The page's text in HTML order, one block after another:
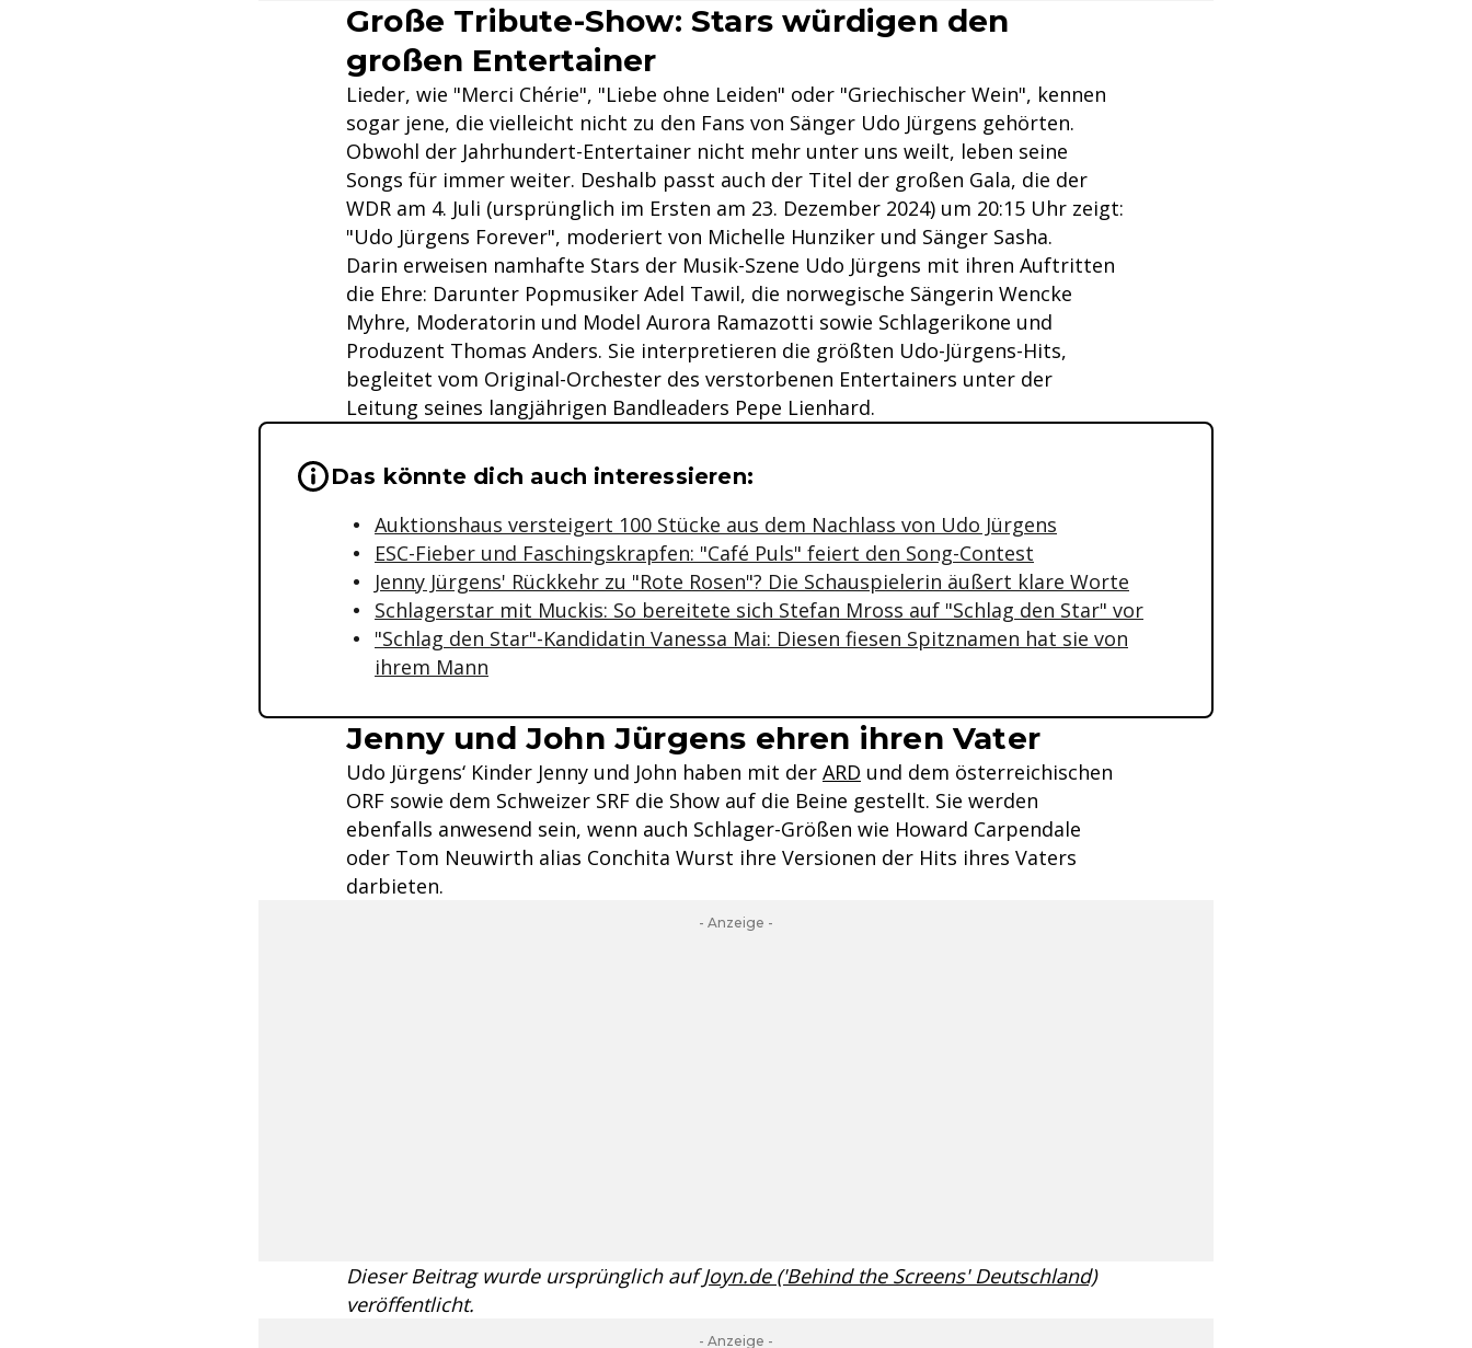
Große Tribute-Show: Stars würdigen den
großen Entertainer
Lieder, wie "Merci Chérie", "Liebe ohne Leiden" oder "Griechischer Wein", kennen
sogar jene, die vielleicht nicht zu den Fans von Sänger Udo Jürgens gehörten.
Obwohl der Jahrhundert-Entertainer nicht mehr unter uns weilt, leben seine
Songs für immer weiter. Deshalb passt auch der Titel der großen Gala, die der
WDR am 4. Juli (ursprünglich im Ersten am 23. Dezember 2024) um 20:15 Uhr zeigt:
"Udo Jürgens Forever", moderiert von Michelle Hunziker und Sänger Sasha.
Darin erweisen namhafte Stars der Musik-Szene Udo Jürgens mit ihren Auftritten
die Ehre: Darunter Popmusiker Adel Tawil, die norwegische Sängerin Wencke
Myhre, Moderatorin und Model Aurora Ramazotti sowie Schlagerikone und
Produzent Thomas Anders. Sie interpretieren die größten Udo-Jürgens-Hits,
begleitet vom Original-Orchester des verstorbenen Entertainers unter der
Leitung seines langjährigen Bandleaders Pepe Lienhard.
Wichtige Hinweise & Informationen zum Inhalt
Das könnte dich auch interessieren:
Auktionshaus versteigert 100 Stücke aus dem Nachlass von Udo Jürgens
ESC-Fieber und Faschingskrapfen: "Café Puls" feiert den Song-Contest
Jenny Jürgens' Rückkehr zu "Rote Rosen"? Die Schauspielerin äußert klare Worte
Schlagerstar mit Muckis: So bereitete sich Stefan Mross auf "Schlag den Star" vor
"Schlag den Star"-Kandidatin Vanessa Mai: Diesen fiesen Spitznamen hat sie von
ihrem Mann
Jenny und John Jürgens ehren ihren Vater
Udo Jürgens‘ Kinder Jenny und John haben mit der ARD und dem österreichischen
ORF sowie dem Schweizer SRF die Show auf die Beine gestellt. Sie werden
ebenfalls anwesend sein, wenn auch Schlager-Größen wie Howard Carpendale
oder Tom Neuwirth alias Conchita Wurst ihre Versionen der Hits ihres Vaters
darbieten.
- Anzeige -
Dieser Beitrag wurde ursprünglich aufJoyn.de ('Behind the Screens' Deutschland)
veröffentlicht.
- Anzeige -